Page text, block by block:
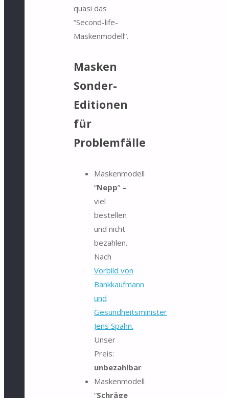
quasi das
“Second-life-
Maskenmodell”.
Masken
Sonder-
Editionen
für
Problemfälle
Maskenmodell
“Nepp” –
viel
bestellen
und nicht
bezahlen.
Nach
Vorbild von
Bankkaufmann
und
Gesundheitsminister
Jens Spahn.
Unser
Preis:
unbezahlbar
Maskenmodell
“Schräge